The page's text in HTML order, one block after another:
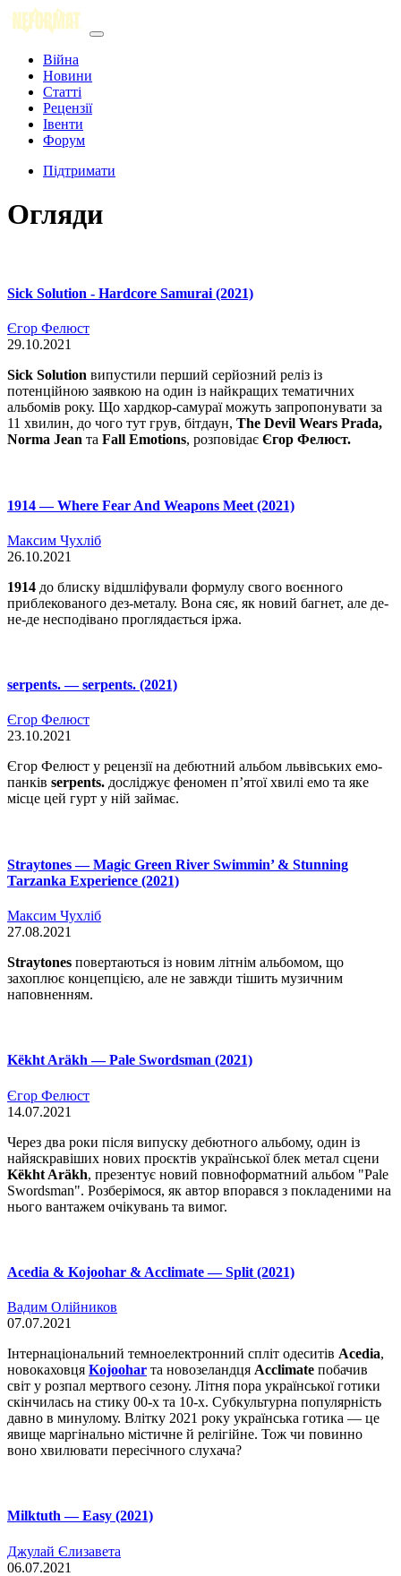
Війна
Новини
Статті
Рецензії
Івенти
Форум
Підтримати
Огляди
Sick Solution - Hardcore Samurai (2021)
Єгор Фелюст
29.10.2021
Sick Solution випустили перший серйозний реліз із
потенційною заявкою на один із найкращих тематичних
альбомів року. Що хардкор-самураї можуть запропонувати за
11 хвилин, до чого тут грув, бітдаун, The Devil Wears Prada,
Norma Jean та Fall Emotions, розповідає Єгор Фелюст.
1914 — Where Fear And Weapons Meet (2021)
Максим Чухліб
26.10.2021
1914 до блиску відшліфували формулу свого воєнного
приблекованого дез-металу. Вона сяє, як новий багнет, але де-
не-де несподівано проглядається іржа.
serpents. — serpents. (2021)
Єгор Фелюст
23.10.2021
Єгор Фелюст у рецензії на дебютний альбом львівських емо-
панків serpents. досліджує феномен п’ятої хвилі емо та яке
місце цей гурт у ній займає.
Straytones — Magic Green River Swimmin’ & Stunning
Tarzanka Experience (2021)
Максим Чухліб
27.08.2021
Straytones повертаються із новим літнім альбомом, що
захоплює концепцією, але не завжди тішить музичним
наповненням.
Këkht Aräkh — Pale Swordsman (2021)
Єгор Фелюст
14.07.2021
Через два роки після випуску дебютного альбому, один із
найяскравіших нових проєктів української блек метал сцени
Këkht Aräkh, презентує новий повноформатний альбом "Pale
Swordsman". Розберімося, як автор впорався з покладеними на
нього вантажем очікувань та вимог.
Acedia & Kojoohar & Acclimate — Split (2021)
Вадим Олійников
07.07.2021
Інтернаціональний темноелектронний спліт одеситів Acedia,
новокаховця Kojoohar та новозеландця Acclimate побачив
світ у розпал мертвого сезону. Літня пора української готики
скінчилась на стику 00-х та 10-х. Субкультурна популярність
давно в минулому. Влітку 2021 року українська готика — це
явище маргінально містичне й релігійне. Тож чи повинно
воно хвилювати пересічного слухача?
Milktuth — Easy (2021)
Джулай Єлизавета
06.07.2021